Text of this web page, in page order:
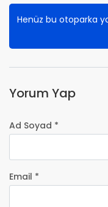
Henüz bu otoparka
Yorum Yap
Ad Soyad *
Email *